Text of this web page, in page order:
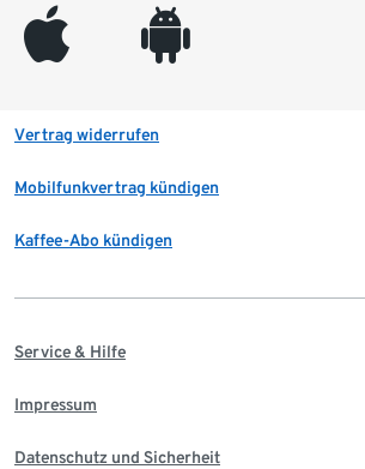
appleinc android
Vertrag widerrufen
Mobilfunkvertrag kündigen
Kaffee-Abo kündigen
Service & Hilfe
Impressum
Datenschutz und Sicherheit